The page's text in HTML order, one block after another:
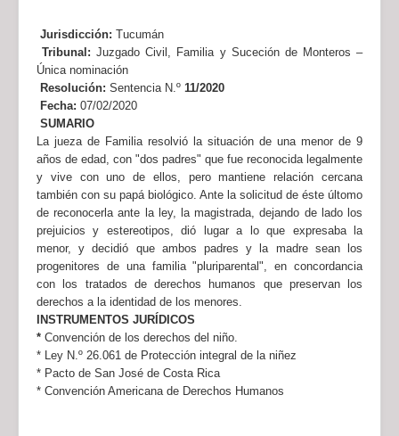
Jurisdicción: Tucumán
Tribunal: Juzgado Civil, Familia y Suceción de Monteros –
Única nominación
Resolución: Sentencia N.º 11/2020
Fecha: 07/02/2020
SUMARIO
La jueza de Familia resolvió la situación de una menor de 9
años de edad, con "dos padres" que fue reconocida legalmente
y vive con uno de ellos, pero mantiene relación cercana
también con su papá biológico. Ante la solicitud de éste últomo
de reconocerla ante la ley, la magistrada, dejando de lado los
prejuicios y estereotipos, dió lugar a lo que expresaba la
menor, y decidió que ambos padres y la madre sean los
progenitores de una familia "pluriparental", en concordancia
con los tratados de derechos humanos que preservan los
derechos a la identidad de los menores.
INSTRUMENTOS JURÍDICOS
* Convención de los derechos del niño.
* Ley N.º 26.061 de Protección integral de la niñez
* Pacto de San José de Costa Rica
* Convención Americana de Derechos Humanos